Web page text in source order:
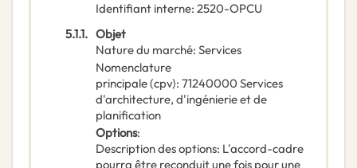
Identifiant interne: 2520-OPCU
5.1.1. Objet
Nature du marché: Services
Nomenclature
principale(cpv): 71240000 Services
d'architecture, d'ingénierie et de
planification
Options:
Description des options: L'accord-cadre
pourra être reconduit une fois pour une